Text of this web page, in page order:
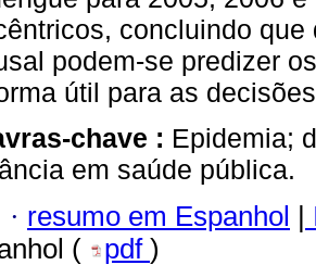
concluindo
podem-se predizer
útil para as
chave : Epidemia;
em saúde pública.
· resumo em Espanhol |
(
pdf )